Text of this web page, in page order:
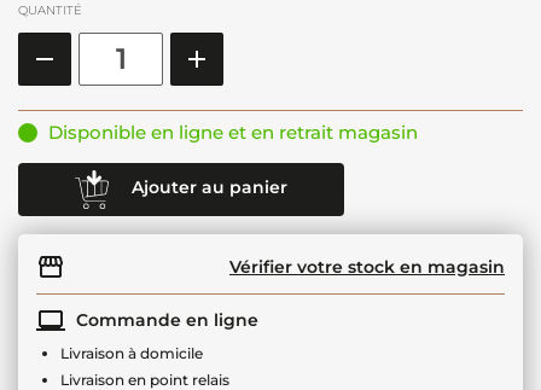
QUANTITÉ
Disponible en ligne et en retrait magasin
Ajouter au panier
Vérifier votre stock en magasin
Commande en ligne
Livraison à domicile
Livraison en point relais